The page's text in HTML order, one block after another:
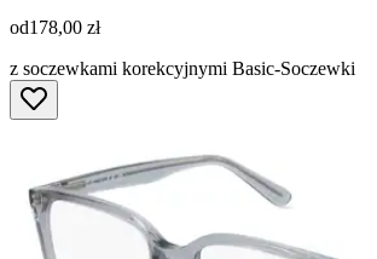
od178,00 zł
z soczewkami korekcyjnymi Basic-Soczewki